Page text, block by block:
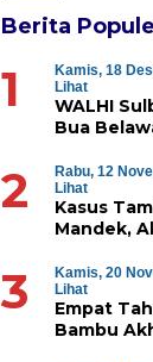
Berita
1 Kamis, 18
Lihat
WALHI
Bua
2 Rabu, 12
Lihat
Kasus
Mandek,
3 Kamis, 20
Lihat
Empat
Bambu